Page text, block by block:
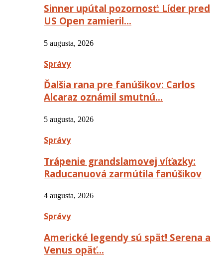
Sinner upútal pozornosť: Líder pred
US Open zamieril…
5 augusta, 2026
Správy
Ďalšia rana pre fanúšikov: Carlos
Alcaraz oznámil smutnú…
5 augusta, 2026
Správy
Trápenie grandslamovej víťazky:
Raducanuová zarmútila fanúšikov
4 augusta, 2026
Správy
Americké legendy sú späť! Serena a
Venus opäť…